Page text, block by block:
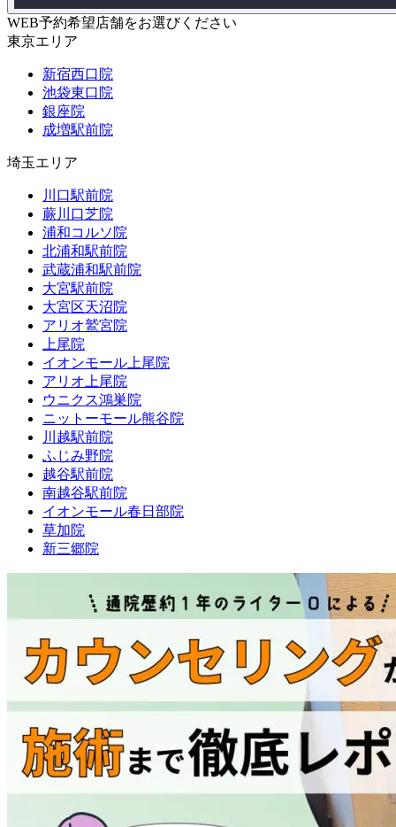
WEB予約希望店舗をお選びください
東京エリア
新宿西口院
池袋東口院
銀座院
成増駅前院
埼玉エリア
川口駅前院
蕨川口芝院
浦和コルソ院
北浦和駅前院
武蔵浦和駅前院
大宮駅前院
大宮区天沼院
アリオ鷲宮院
上尾院
イオンモール上尾院
アリオ上尾院
ウニクス鴻巣院
ニットーモール熊谷院
川越駅前院
ふじみ野院
越谷駅前院
南越谷駅前院
イオンモール春日部院
草加院
新三郷院